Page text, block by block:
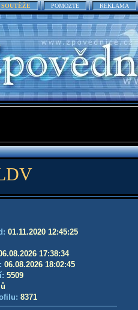
SOUTĚŽE POMOZTE REKLAMA
01.11.2020 12:45:25
17:38:34
06.08.2026 18:02:45
5509
8371